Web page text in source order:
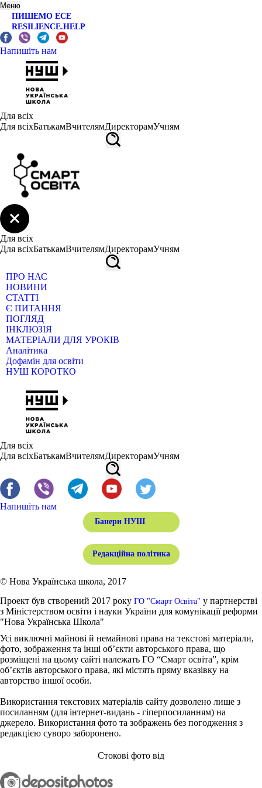
Меню
ПИШЕМО ЕСЕ
RESILIENCE.HELP
Напишіть нам
Для всіх
Для всіхБатькамВчителямДиректорамУчням
Для всіх
Для всіхБатькамВчителямДиректорамУчням
ПРО НАС
НОВИНИ
СТАТТІ
Є ПИТАННЯ
ПОГЛЯД
ІНКЛЮЗІЯ
МАТЕРІАЛИ ДЛЯ УРОКІВ
Аналітика
Дофамін для освіти
НУШ КОРОТКО
Для всіх
Для всіхБатькамВчителямДиректорамУчням
Напишіть нам
Банери НУШ
Редакційна політика
© Нова Українська школа, 2017
Проект був створений 2017 року ГО "Смарт Освіта" у партнерстві
з Міністерством освіти і науки України для комунікації реформи
"Нова Українська Школа"
Усі виключні майнові й немайнові права на текстові матеріали,
фото, зображення та інші об’єкти авторського права, що
розміщені на цьому сайті належать ГО “Смарт освіта”, крім
об’єктів авторського права, які містять пряму вказівку на
авторство іншої особи.
Використання текстових матеріалів сайту дозволено лише з
посиланням (для інтернет-видань - гіперпосиланням) на
джерело. Використання фото та зображень без погодження з
редакцією суворо заборонено.
Стокові фото від